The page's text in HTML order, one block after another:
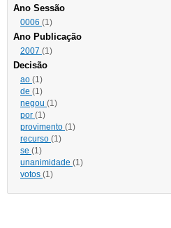
Ano Sessão
0006 (1)
Ano Publicação
2007 (1)
Decisão
ao (1)
de (1)
negou (1)
por (1)
provimento (1)
recurso (1)
se (1)
unanimidade (1)
votos (1)